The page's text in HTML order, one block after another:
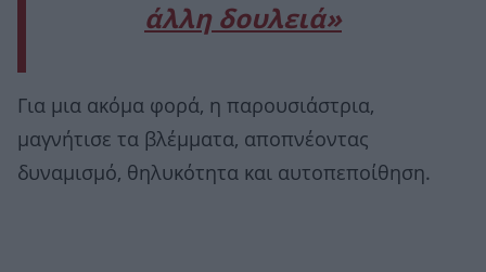
άλλη δουλειά»
Για μια ακόμα φορά, η παρουσιάστρια,
μαγνήτισε τα βλέμματα, αποπνέοντας
δυναμισμό, θηλυκότητα και αυτοπεποίθηση.